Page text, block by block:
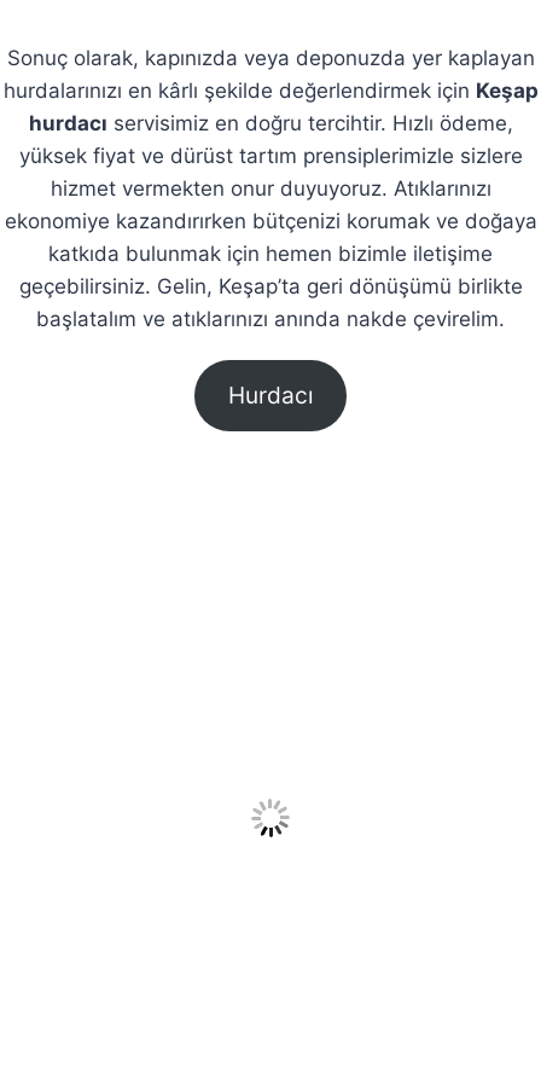
Sonuç olarak, kapınızda veya deponuzda yer kaplayan
hurdalarınızı en kârlı şekilde değerlendirmek için Keşap
hurdacı servisimiz en doğru tercihtir. Hızlı ödeme,
yüksek fiyat ve dürüst tartım prensiplerimizle sizlere
hizmet vermekten onur duyuyoruz. Atıklarınızı
ekonomiye kazandırırken bütçenizi korumak ve doğaya
katkıda bulunmak için hemen bizimle iletişime
geçebilirsiniz. Gelin, Keşap’ta geri dönüşümü birlikte
başlatalım ve atıklarınızı anında nakde çevirelim.
Hurdacı